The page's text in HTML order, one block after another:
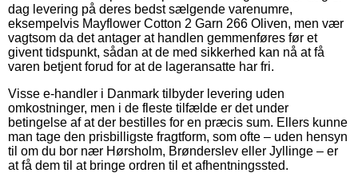
dag levering på deres bedst sælgende varenumre,
eksempelvis Mayflower Cotton 2 Garn 266 Oliven, men vær
vagtsom da det antager at handlen gemmenføres før et
givent tidspunkt, sådan at de med sikkerhed kan nå at få
varen betjent forud for at de lageransatte har fri.
Visse e-handler i Danmark tilbyder levering uden
omkostninger, men i de fleste tilfælde er det under
betingelse af at der bestilles for en præcis sum. Ellers kunne
man tage den prisbilligste fragtform, som ofte – uden hensyn
til om du bor nær Hørsholm, Brønderslev eller Jyllinge – er
at få dem til at bringe ordren til et afhentningssted.